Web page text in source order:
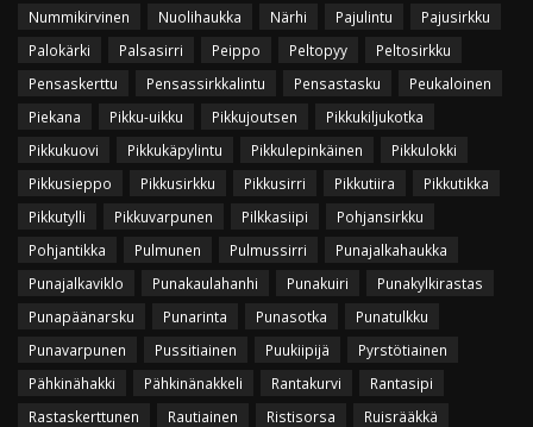
Nummikirvinen
Nuolihaukka Närhi Pajulintu
Pajusirkku
Palokärki
Palsasirri Peippo Peltopyy
Peltosirkku
Pensaskerttu
Pensassirkkalintu Pensastasku
Peukaloinen
Piekana
Pikku-uikku Pikkujoutsen
Pikkukiljukotka
Pikkukuovi
Pikkukäpylintu Pikkulepinkäinen
Pikkulokki
Pikkusieppo
Pikkusirkku Pikkusirri Pikkutiira
Pikkutikka
Pikkutylli
Pikkuvarpunen Pilkkasiipi
Pohjansirkku
Pohjantikka
Pulmunen Pulmussirri
Punajalkahaukka
Punajalkaviklo
Punakaulahanhi Punakuiri
Punakylkirastas
Punapäänarsku
Punarinta Punasotka
Punatulkku
Punavarpunen
Pussitiainen Puukiipijä
Pyrstötiainen
Pähkinähakki
Pähkinänakkeli Rantakurvi
Rantasipi
Rastaskerttunen
Rautiainen Ristisorsa
Ruisrääkkä